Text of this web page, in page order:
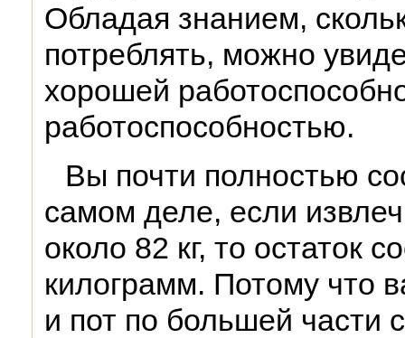
Обладая знанием,
потреблять, можно
хорошей
работоспособностью.
Вы почти полностью
самом деле, если
около 82 кг, то остаток
килограмм. Потому что
и пот по большей части